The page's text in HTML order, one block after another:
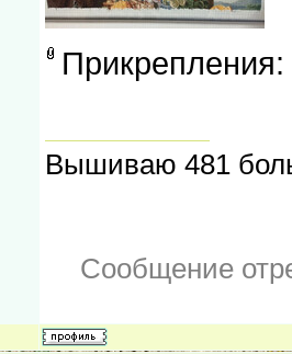
Прикрепления:
Вышиваю 481
Сообщение